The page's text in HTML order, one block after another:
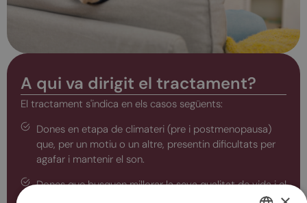
A qui va dirigit el tractament?
El tractament s'indica en els casos següents:
Dones en etapa de climateri (pre i postmenopausa)
que, per un motiu o un altre, presentin dificultats per
agafar i mantenir el son.
Dones que busquen millorar la seva qualitat de vida i el